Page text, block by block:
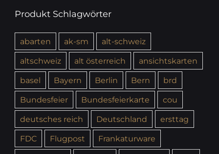
Produkt Schlagwörter
abarten ak-sm
alt-schweiz
altschweiz
alt österreich
ansichtskarten
basel
Bayern Berlin Bern
brd
Bundesfeier
Bundesfeierkarte
cou
deutsches reich
Deutschland
ersttag
FDC
Flugpost
Frankaturware